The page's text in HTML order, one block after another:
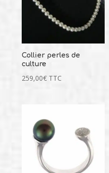
Collier perles de
culture
259,00€ TTC